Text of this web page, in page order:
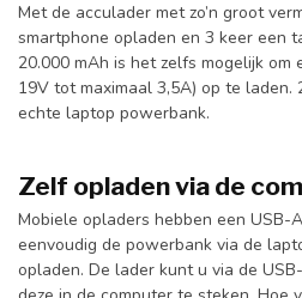
Met de acculader met zo’n groot
smartphone opladen en 3 keer een
20.000 mAh is het zelfs mogelijk
19V tot maximaal 3,5A) op te laden.
echte laptop powerbank.
Zelf opladen via de
Mobiele opladers hebben een USB-
eenvoudig de powerbank via de
opladen. De lader kunt u via de